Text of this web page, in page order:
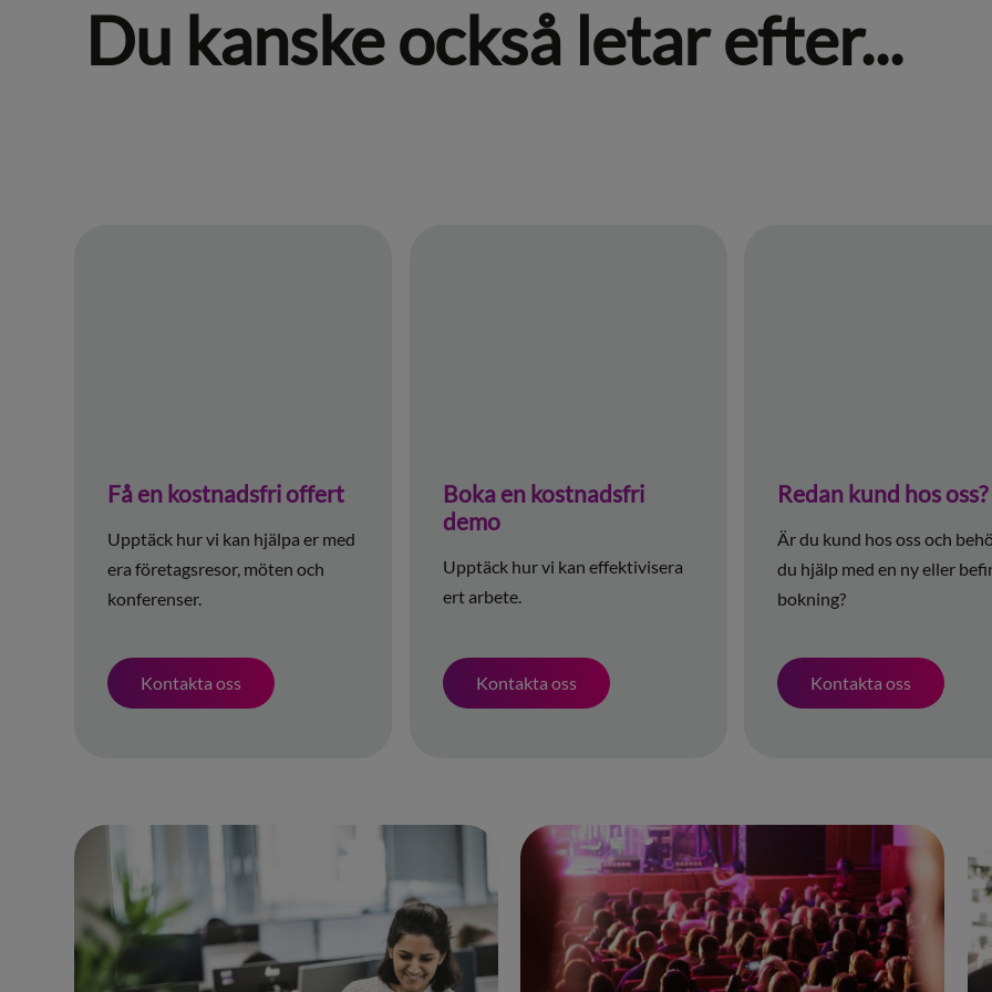
Du kanske också letar efter...
Få en kostnadsfri offert
Upptäck hur vi kan hjälpa er med
era företagsresor, möten och
konferenser.
Kontakta oss
Boka en kostnadsfri
demo
Upptäck hur vi kan effektivisera
ert arbete.
Kontakta oss
Redan kund hos oss?
Är du kund hos oss och
du hjälp med en ny eller
bokning?
Kontakta oss